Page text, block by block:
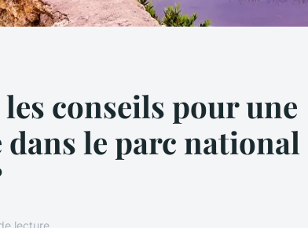
conseils pour une
le parc national